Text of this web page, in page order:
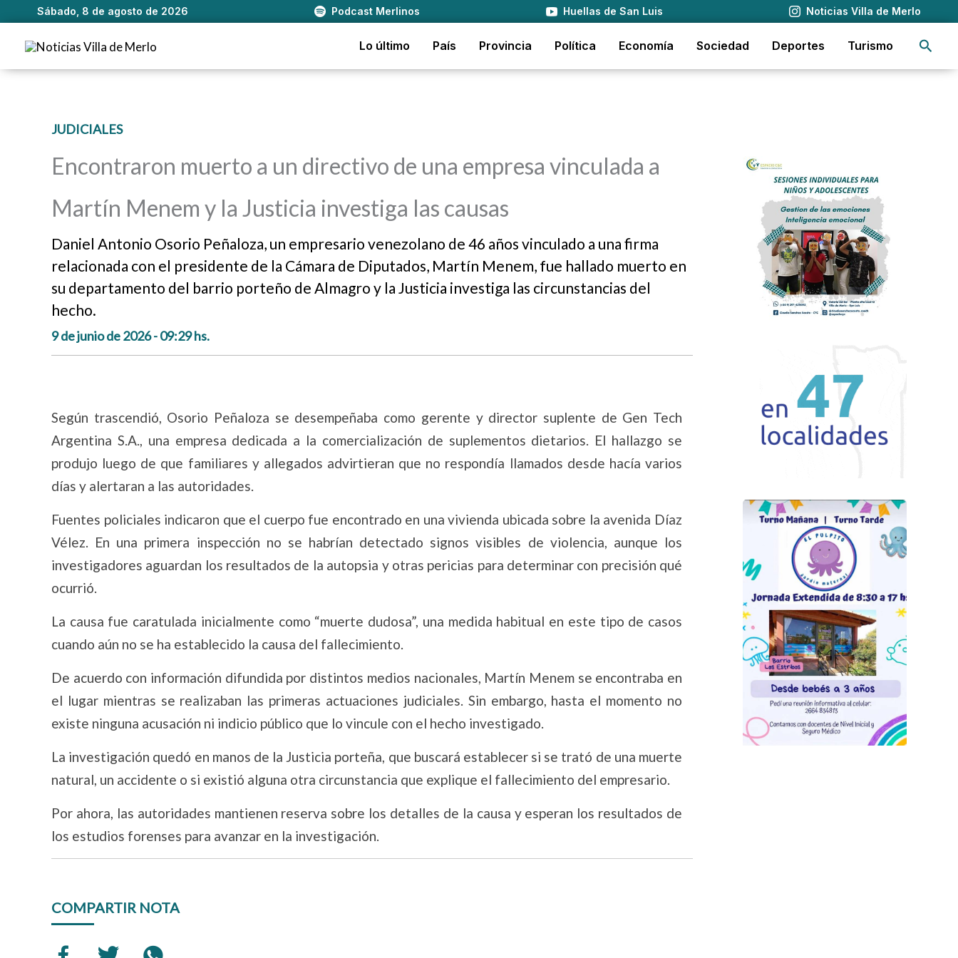
Sábado, 8 de agosto de 2026 Podcast Merlinos Huellas de San Luis Noticias Villa de Merlo
contenido
Lo último País Provincia Política Economía Sociedad Deportes Turismo
JUDICIALES
Encontraron muerto a un directivo de una empresa vinculada a
Martín Menem y la Justicia investiga las causas
Daniel Antonio Osorio Peñaloza, un empresario venezolano de 46 años vinculado a una firma
relacionada con el presidente de la Cámara de Diputados, Martín Menem, fue hallado muerto en
su departamento del barrio porteño de Almagro y la Justicia investiga las circunstancias del
hecho.
9 de junio de 2026 - 09:29 hs.
Según trascendió, Osorio Peñaloza se desempeñaba como gerente y director suplente de Gen Tech
Argentina S.A., una empresa dedicada a la comercialización de suplementos dietarios. El hallazgo se
produjo luego de que familiares y allegados advirtieran que no respondía llamados desde hacía varios
días y alertaran a las autoridades.
Fuentes policiales indicaron que el cuerpo fue encontrado en una vivienda ubicada sobre la avenida Díaz
Vélez. En una primera inspección no se habrían detectado signos visibles de violencia, aunque los
investigadores aguardan los resultados de la autopsia y otras pericias para determinar con precisión qué
ocurrió.
La causa fue caratulada inicialmente como “muerte dudosa”, una medida habitual en este tipo de casos
cuando aún no se ha establecido la causa del fallecimiento.
De acuerdo con información difundida por distintos medios nacionales, Martín Menem se encontraba en
el lugar mientras se realizaban las primeras actuaciones judiciales. Sin embargo, hasta el momento no
existe ninguna acusación ni indicio público que lo vincule con el hecho investigado.
La investigación quedó en manos de la Justicia porteña, que buscará establecer si se trató de una muerte
natural, un accidente o si existió alguna otra circunstancia que explique el fallecimiento del empresario.
Por ahora, las autoridades mantienen reserva sobre los detalles de la causa y esperan los resultados de
los estudios forenses para avanzar en la investigación.
COMPARTIR NOTA